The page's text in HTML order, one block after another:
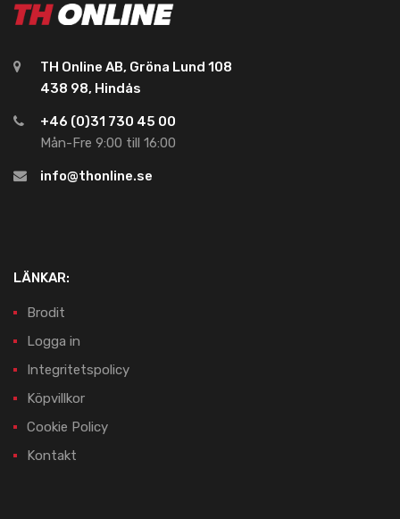
TH Online AB, Gröna Lund 108
438 98, Hindås
+46 (0)31 730 45 00
Mån-Fre 9:00 till 16:00
info@thonline.se
LÄNKAR:
Brodit
Logga in
Integritetspolicy
Köpvillkor
Cookie Policy
Kontakt